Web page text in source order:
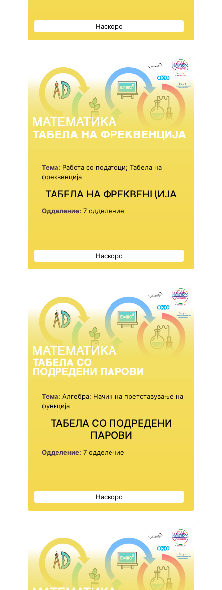
Наскоро
Тема: Работа со податоци; Табела на
фреквенција
ТАБЕЛА НА ФРЕКВЕНЦИЈА
Одделение: 7 одделение
Наскоро
Тема: Алгебра; Начин на претставување на
функција
ТАБЕЛА СО ПОДРЕДЕНИ
ПАРОВИ
Одделение: 7 одделение
Наскоро